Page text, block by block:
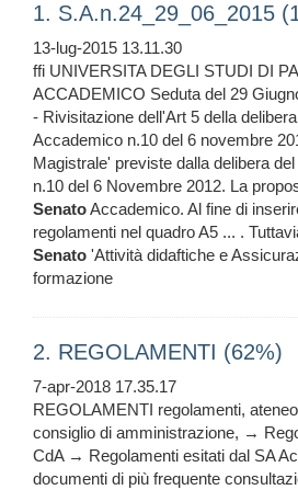
1. S.A.n.24_29_06_2015
13-lug-2015 13.11.30
ffi UNIVERSITA DEGLI STUDI DI
ACCADEMICO Seduta del 29
- Rivisitazione dell'Art 5 della
Accademico n.10 del 6 novembre
Magistrale' previste dalla delibera del
n.10 del 6 Novembre 2012. La
SenatoAccademico. Al fine di
regolamenti nel quadro A5 ... .
Senato 'Attività didaftiche e
formazione
2. REGOLAMENTI (62%)
7-apr-2018 17.35.17
REGOLAMENTI regolamenti,
consiglio di amministrazione, →
CdA → Regolamenti esitati dal SA
documenti di più frequente